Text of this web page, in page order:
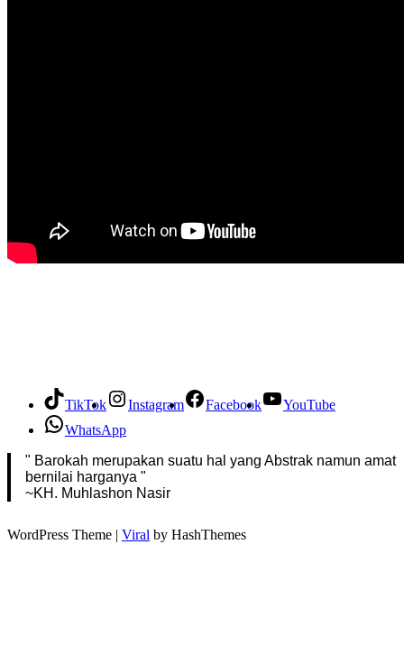
TikTok Instagram Facebook
YouTube
WhatsApp
" Barokah merupakan suatu hal yang Abstrak namun amat
bernilai harganya "
~KH. Muhlashon Nasir
WordPress Theme | Viral by HashThemes